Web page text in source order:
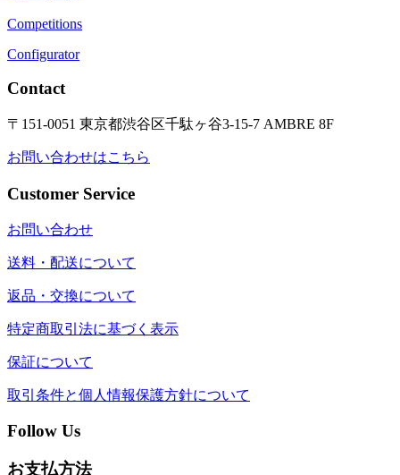
Competitions
Configurator
Contact
〒151-0051 東京都渋谷区千駄ヶ谷3-15-7 AMBRE 8F
お問い合わせはこちら
Customer Service
お問い合わせ
送料・配送について
返品・交換について
特定商取引法に基づく表示
保証について
取引条件と個人情報保護方針について
Follow Us
お支払方法